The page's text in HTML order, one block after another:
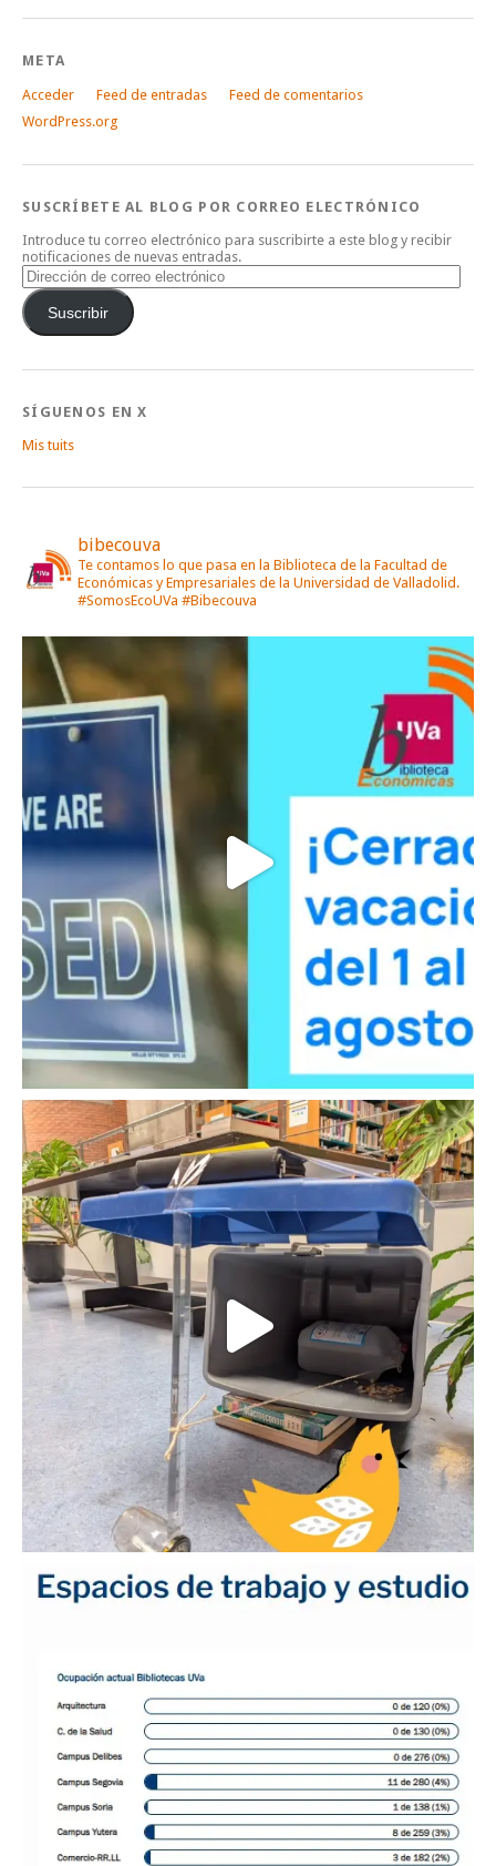
META
Acceder Feed de entradas
Feed de comentarios
WordPress.org
SUSCRÍBETE AL BLOG POR CORREO ELECTRÓNICO
Introduce tu correo electrónico para suscribirte a este blog y recibir
notificaciones de nuevas entradas.
Dirección
de
correo
electrónico
Suscribir
SÍGUENOS EN X
Mis tuits
bibecouva
Te contamos lo que pasa en la Biblioteca de la Facultad de
Económicas y Empresariales de la Universidad de Valladolid.
#SomosEcoUVa #Bibecouva